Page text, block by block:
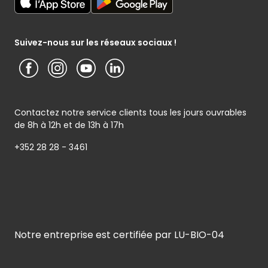
Suivez-nous sur les réseaux sociaux !
Contactez notre service clients tous les jours ouvrables
de 8h à 12h et de 13h à 17h
+352 28 28 - 3461
Présentation du groupe (PDF)
Notice d’information Cactus et Caterman (de Schnékert
Conditions générales de garantie
Notre entreprise est certifiée par LU-BIO-04